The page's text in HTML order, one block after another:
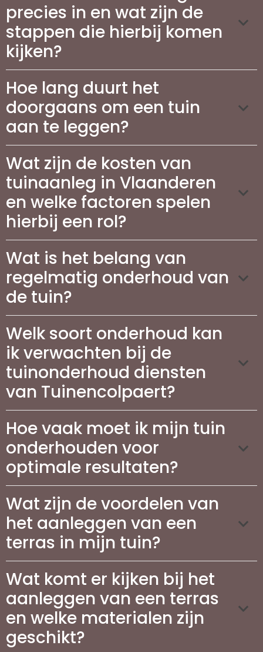
precies in en wat zijn de
stappen die hierbij komen
kijken?
Hoe lang duurt het
doorgaans om een tuin
aan te leggen?
Wat zijn de kosten van
tuinaanleg in Vlaanderen
en welke factoren spelen
hierbij een rol?
Wat is het belang van
regelmatig onderhoud van
de tuin?
Welk soort onderhoud kan
ik verwachten bij de
tuinonderhoud diensten
van Tuinencolpaert?
Hoe vaak moet ik mijn tuin
onderhouden voor
optimale resultaten?
Wat zijn de voordelen van
het aanleggen van een
terras in mijn tuin?
Wat komt er kijken bij het
aanleggen van een terras
en welke materialen zijn
geschikt?